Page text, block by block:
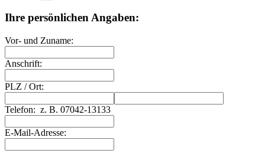
Ihre persönlichen Angaben:
Vor- und Zuname:
Anschrift:
PLZ /Ort:
Telefon: z. B. 07042-13133
E-Mail-Adresse: